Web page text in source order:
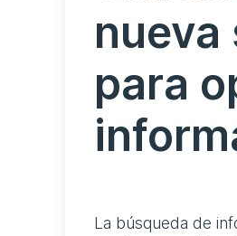
nueva
para
La búsqueda de